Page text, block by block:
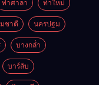
ท่าศาลา ท่าใหม่
มชาตื นครปฐม
บางกล่ำ
บาร์ลับ